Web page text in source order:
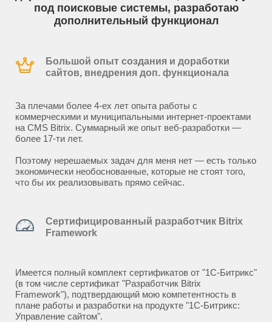
под поисковые системы, разработаю
дополнительный функционал
Большой опыт создания и доработки
сайтов, внедрения доп. функционала
За плечами более 4-ех лет опыта работы с
коммерческими и муниципальными интернет-проектами
на CMS Bitrix. Суммарный же опыт веб-разработки —
более 17-ти лет.
Поэтому нерешаемых задач для меня нет — есть только
экономически необоснованные, которые не стоят того,
что бы их реализовывать прямо сейчас.
Сертифицированный разработчик Bitrix
Framework
Имеется полный комплект сертификатов от "1С-Битрикс"
(в том числе сертификат "Разработчик Bitrix
Framework"), подтвердающий мою компетентность в
плане работы и разработки на продукте "1С-Битрикс:
Управление сайтом".